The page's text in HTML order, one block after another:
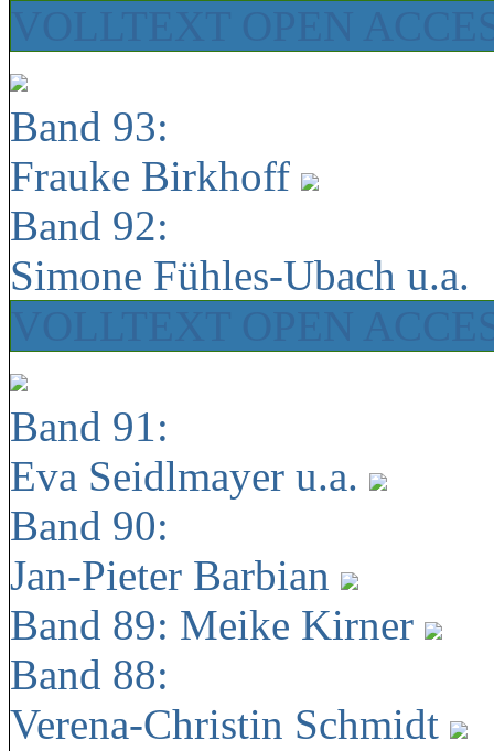
Band 93:
Frauke Birkhoff
Band 92:
Simone Fühles-Ubach u.a.
Band 91:
Eva Seidlmayer u.a.
Band 90:
Jan-Pieter Barbian
Band 89: Meike Kirner
Band 88:
Verena-Christin Schmidt